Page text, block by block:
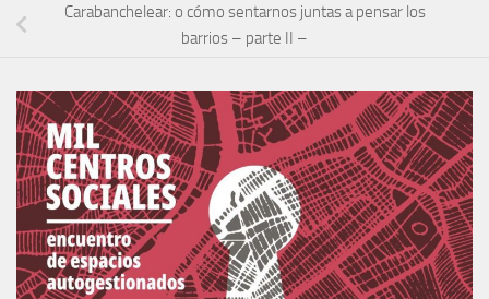
Carabanchelear: o cómo sentarnos juntas a pensar los
barrios – parte II –